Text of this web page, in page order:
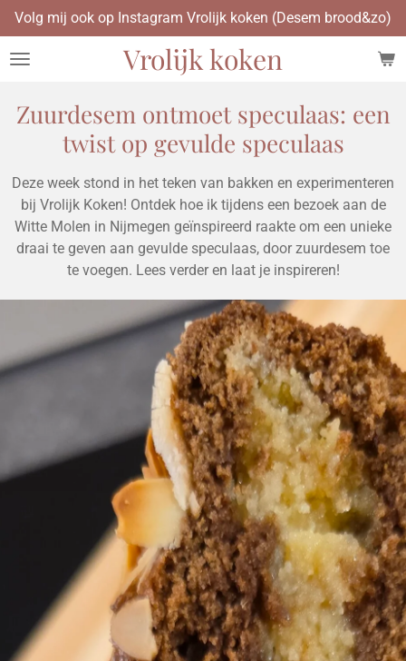
Ga
direct
naar
hoofdinhoud
Vrolijk koken
Volg mij ook op Instagram Vrolijk koken (Desem brood&zo)
Zuurdesem ontmoet speculaas: een
twist op gevulde speculaas
Deze week stond in het teken van bakken en experimenteren
bij Vrolijk Koken! Ontdek hoe ik tijdens een bezoek aan de
Witte Molen in Nijmegen geïnspireerd raakte om een unieke
draai te geven aan gevulde speculaas, door zuurdesem toe
te voegen. Lees verder en laat je inspireren!